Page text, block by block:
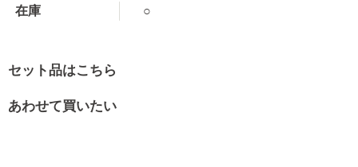
在庫 ○
セット品はこちら
あわせて買いたい